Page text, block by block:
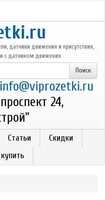
датчики движения и присутствия,
с датчиком движения
info@viprozetki.ru
24,
Статьи
Скидки